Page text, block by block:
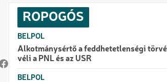
ROPOGÓS
BELPOL
Alkotmánysértő a feddhetetlenségi
véli a PNL és az USR
BELPOL